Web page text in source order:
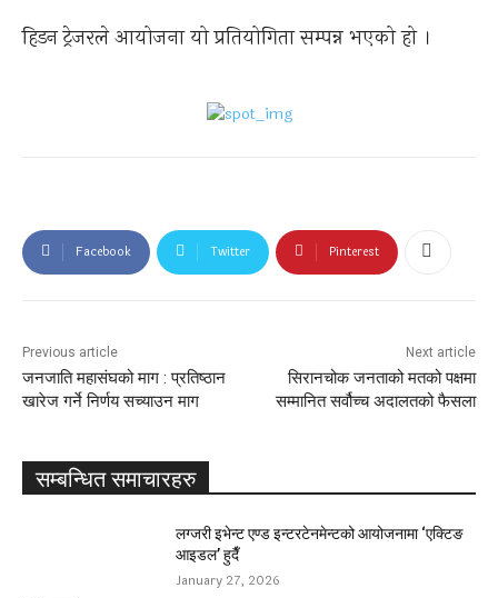
हिडन ट्रेजरले आयोजना यो प्रतियोगिता सम्पन्न भएको हो ।
Facebook Twitter Pinterest
Previous article
जनजाति महासंघको माग : प्रतिष्ठान
खारेज गर्ने निर्णय सच्याउन माग
Next article
सिरानचोक जनताको मतको पक्षमा
सम्मानित सर्वौच्च अदालतको फैसला
सम्बन्धित समाचारहरु
लग्जरी इभेन्ट एण्ड इन्टरटेनमेन्टको आयोजनामा ‘एक्टिङ
आइडल’ हुदैँ
January 27, 2026